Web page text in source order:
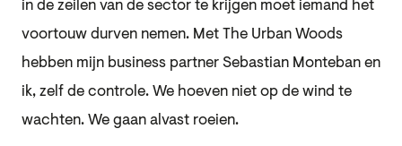
in de zeilen van de sector te krijgen moet iemand het
voortouw durven nemen. Met The Urban Woods
hebben mijn business partner Sebastian Monteban en
ik, zelf de controle. We hoeven niet op de wind te
wachten. We gaan alvast roeien.